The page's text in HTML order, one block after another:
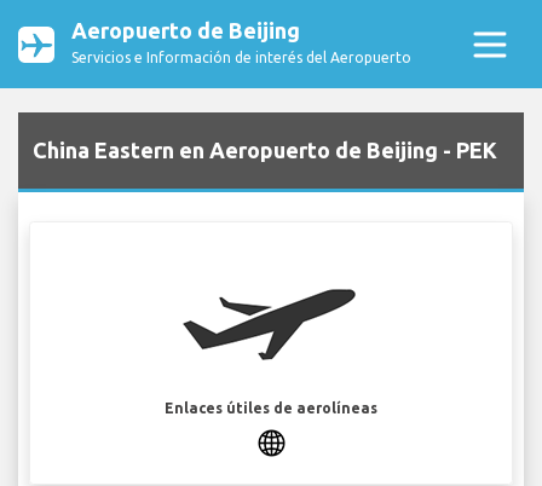
Aeropuerto de Beijing
Servicios e Información de interés del Aeropuerto
China Eastern en Aeropuerto de Beijing - PEK
Enlaces útiles de aerolíneas